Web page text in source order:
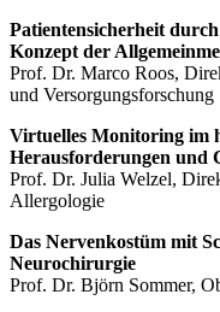
Patientensicherheit
Konzept der
Prof. Dr. Marco Roos,
und Versorgungsforschung
Virtuelles Monitoring im
Herausforderungen und
Prof. Dr. Julia Welzel,
Allergologie
Das Nervenkostüm mit
Neurochirurgie
Prof. Dr. Björn Sommer,